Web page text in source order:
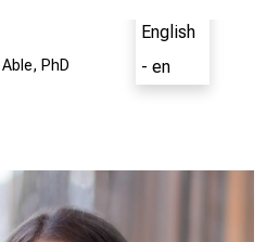
English
- en
PhD